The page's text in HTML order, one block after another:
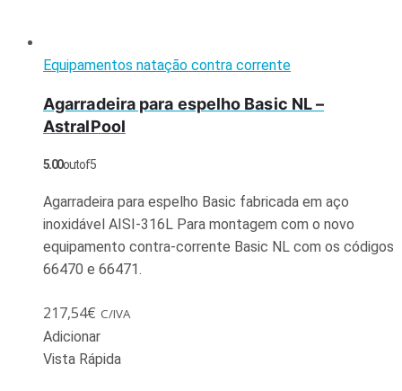
Equipamentos natação contra corrente
Agarradeira para espelho Basic NL –
AstralPool
5.00out of 5
Agarradeira para espelho Basic fabricada em aço
inoxidável AISI-316L Para montagem com o novo
equipamento contra-corrente Basic NL com os códigos
66470 e 66471.
217,54€ C/IVA
Adicionar
Vista Rápida